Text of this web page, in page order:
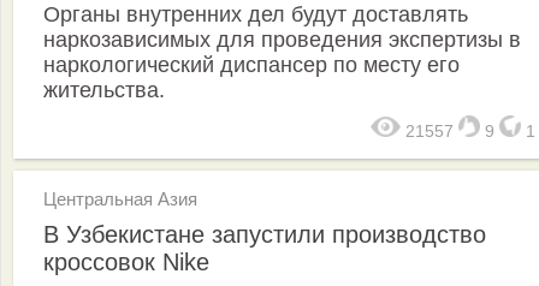
Органы внутренних дел будут доставлять
наркозависимых для проведения экспертизы в
наркологический диспансер по месту его
жительства.
21557 9 1
Центральная Азия
В Узбекистане запустили производство
кроссовок Nike